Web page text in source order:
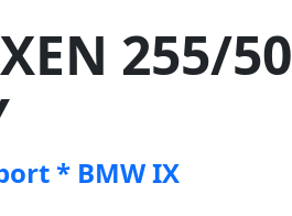
255/50
* BMW IX